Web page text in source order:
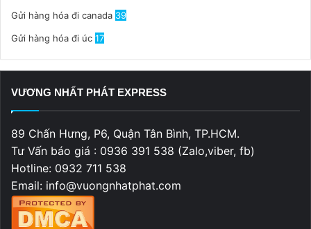
Gửi hàng hóa đi canada 39
Gửi hàng hóa đi úc 17
VƯƠNG NHẤT PHÁT EXPRESS
89 Chấn Hưng, P6, Quận Tân Bình, TP.HCM.
Tư Vấn báo giá : 0936 391 538 (Zalo,viber, fb)
Hotline: 0932 711 538
Email: info@vuongnhatphat.com